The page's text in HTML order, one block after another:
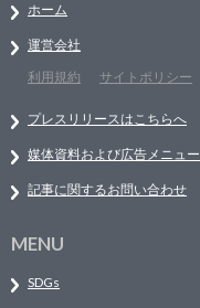
ホーム
運営会社
利用規約
サイトポリシー
プレスリリースはこちらへ
媒体資料および広告メニュー
記事に関するお問い合わせ
MENU
SDGs